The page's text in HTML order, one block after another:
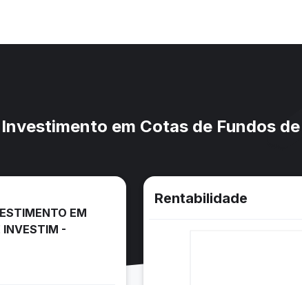
em Cotas de Fundos
EM
INVESTIM -
Rentabilidade